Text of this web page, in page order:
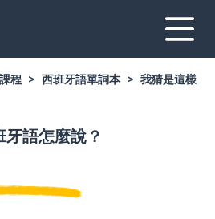
程 西班牙語單詞本 我猜是這樣
牙語怎麼說？